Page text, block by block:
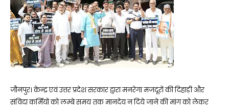
जौनपुर। केन्द्र एवं उत्तर प्रदेश सरकार द्वारा मनरेगा मजदूरों की दिहाड़ी और
संविदा कर्मियों को लम्बे समय तक मानदेय न दिये जाने की मांग को लेकर